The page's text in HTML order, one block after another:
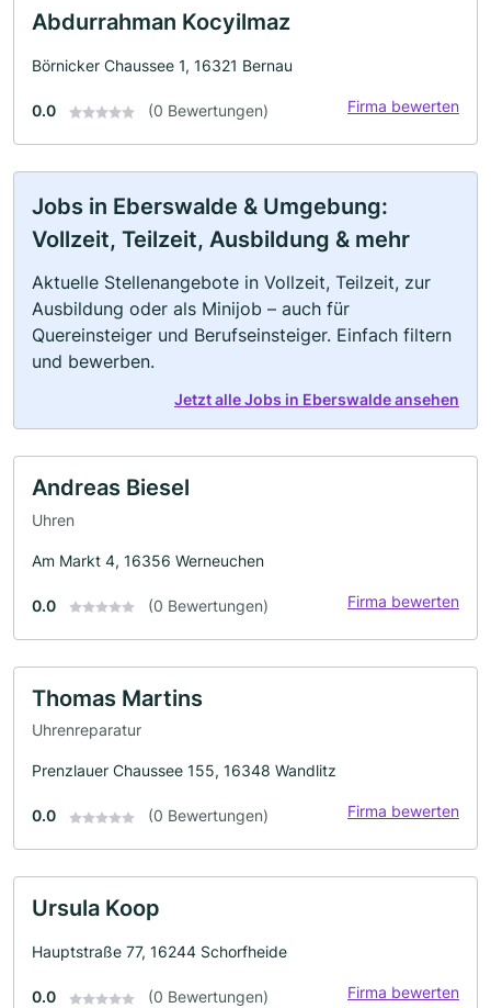
Abdurrahman Kocyilmaz
Börnicker Chaussee 1, 16321 Bernau
0.0 (0 Bewertungen) Firma bewerten
Jobs in Eberswalde & Umgebung:
Vollzeit, Teilzeit, Ausbildung & mehr
Aktuelle Stellenangebote in Vollzeit, Teilzeit, zur
Ausbildung oder als Minijob – auch für
Quereinsteiger und Berufseinsteiger. Einfach filtern
und bewerben.
Jetzt alle Jobs in Eberswalde ansehen
Andreas Biesel
Uhren
Am Markt 4, 16356 Werneuchen
0.0 (0 Bewertungen) Firma bewerten
Thomas Martins
Uhrenreparatur
Prenzlauer Chaussee 155, 16348 Wandlitz
0.0 (0 Bewertungen) Firma bewerten
Ursula Koop
Hauptstraße 77, 16244 Schorfheide
0.0 (0 Bewertungen) Firma bewerten